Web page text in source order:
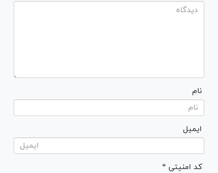
نام
ایمیل
* کد امنیتی